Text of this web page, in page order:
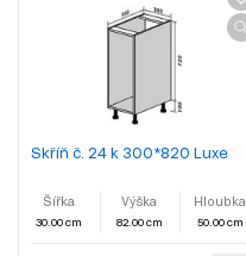
Skříň č. 24 k 300*820 Luxe
Šířka
30.00 cm
Výška
82.00 cm
Hloubka
50.00 cm